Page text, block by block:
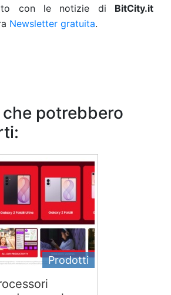
con le notizie di BitCity.it
Newsletter gratuita.
potrebbero
Prodotti